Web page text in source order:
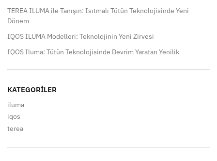
TEREA ILUMA ile Tanışın: Isıtmalı Tütün Teknolojisinde Yeni
Dönem
IQOS ILUMA Modelleri: Teknolojinin Yeni Zirvesi
IQOS Iluma: Tütün Teknolojisinde Devrim Yaratan Yenilik
KATEGORILER
iluma
iqos
terea